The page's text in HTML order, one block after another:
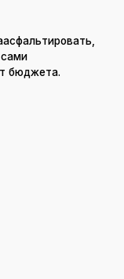
бюджета.